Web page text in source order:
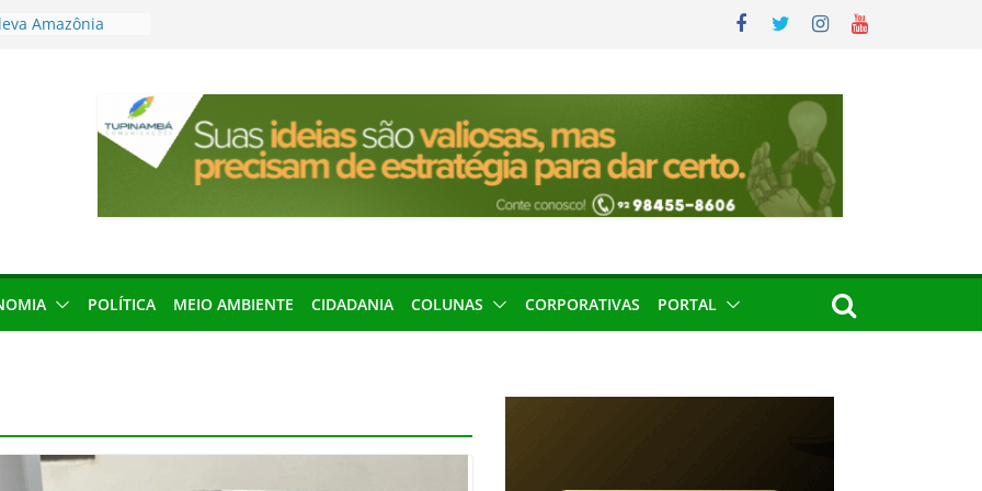
Amazônia
de 2027
local impróprio
fogo no Cemitério
protagonismo
podem barrar
POLÍTICA MEIO AMBIENTE CIDADANIA COLUNAS CORPORATIVAS PORTAL